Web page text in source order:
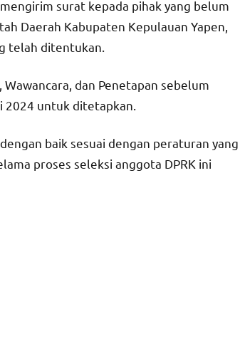
surat kepada pihak yang belum
Daerah Kabupaten Kepulauan Yapen,
telah ditentukan.
dan Penetapan sebelum
2024 untuk ditetapkan.
baik sesuai dengan peraturan yang
proses seleksi anggota DPRK ini